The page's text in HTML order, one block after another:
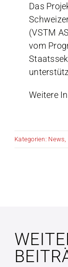
Das
(VSTM
vom
Weitere
Kategorien: News,